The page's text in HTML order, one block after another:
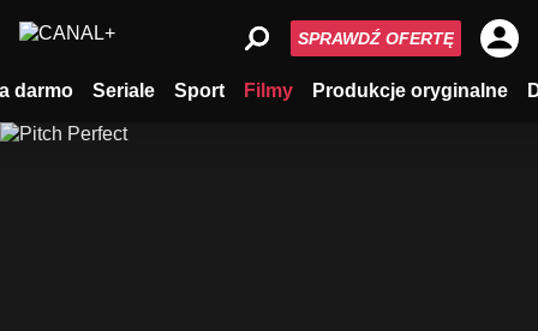
darmo Seriale Sport Filmy Produkcje oryginalne
SPRAWDŹ OFERTĘ